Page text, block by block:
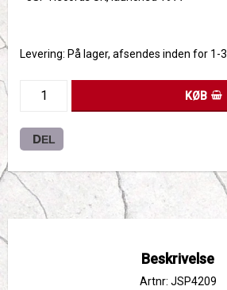
Levering: På lager, afsendes inden for 1-
KØB
DEL
Beskrivelse
Artnr: JSP4209